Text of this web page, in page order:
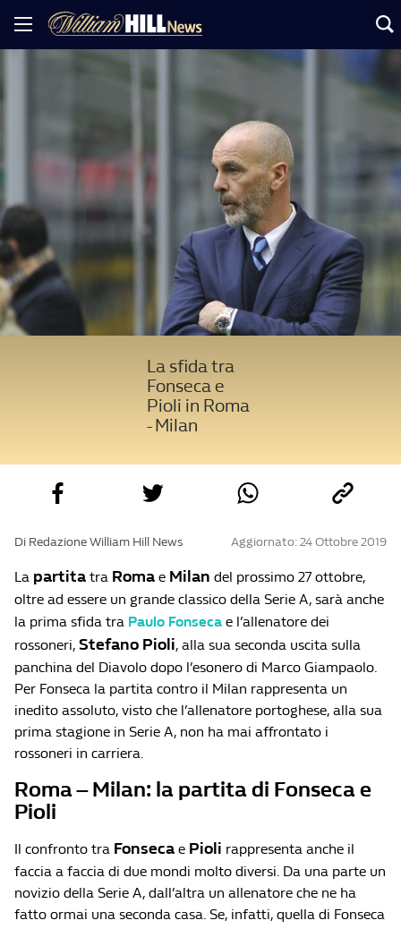
La sfida tra
Fonseca e
Pioli in Roma
- Milan
Di Redazione William Hill News Aggiornato: 24 Ottobre 2019
La partita tra Roma e Milan del prossimo 27 ottobre,
oltre ad essere un grande classico della Serie A, sarà anche
la prima sfida tra Paulo Fonseca e l’allenatore dei
rossoneri, Stefano Pioli, alla sua seconda uscita sulla
panchina del Diavolo dopo l’esonero di Marco Giampaolo.
Per Fonseca la partita contro il Milan rappresenta un
inedito assoluto, visto che l’allenatore portoghese, alla sua
prima stagione in Serie A, non ha mai affrontato i
rossoneri in carriera.
Roma – Milan: la partita di Fonseca e
Pioli
Il confronto tra Fonseca e Pioli rappresenta anche il
faccia a faccia di due mondi molto diversi. Da una parte un
novizio della Serie A, dall’altra un allenatore che ne ha
fatto ormai una seconda casa. Se, infatti, quella di Fonseca